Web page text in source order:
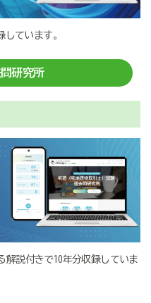
ています。
研究所
説付きで10年分収録していま